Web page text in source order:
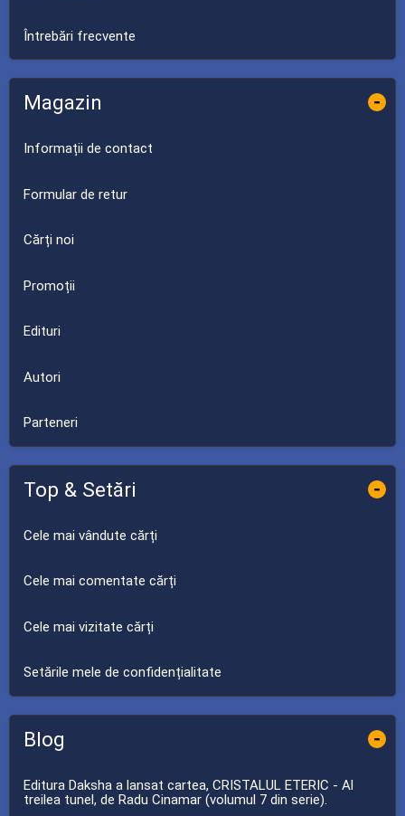
Întrebări frecvente
Magazin -
Informații de contact
Formular de retur
Cărți noi
Promoții
Edituri
Autori
Parteneri
Top & Setări -
Cele mai vândute cărți
Cele mai comentate cărți
Cele mai vizitate cărți
Setările mele de confidențialitate
Blog -
Editura Daksha a lansat cartea, CRISTALUL ETERIC - Al
treilea tunel, de Radu Cinamar (volumul 7 din serie).